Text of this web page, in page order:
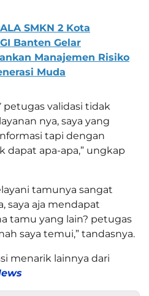
SMKN 2 Kota
Banten Gelar
Manajemen Risiko
Muda
petugas validasi tidak
nya, saya yang
tapi dengan
dapat apa-apa,” ungkap
tamunya sangat
saya aja mendapat
tamu yang lain? petugas
saya temui,” tandasnya.
menarik lainnya dari